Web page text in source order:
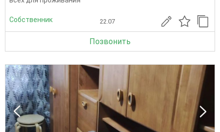
Собственник 22.07
Позвонить